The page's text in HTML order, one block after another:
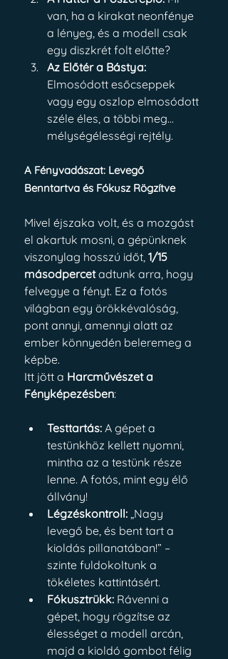
van, ha a kirakat neonfénye
a lényeg, és a modell csak
egy diszkrét folt előtte?
Az Előtér a Bástya:
Elmosódott esőcseppek
vagy egy oszlop elmosódott
széle éles, a többi meg...
mélységélességi rejtély.
A Fényvadászat: Levegő
Benntartva és Fókusz Rögzítve
Mivel éjszaka volt, és a mozgást
el akartuk mosni, a gépünknek
viszonylag hosszú időt, 1/15
másodpercet adtunk arra, hogy
felvegye a fényt. Ez a fotós
világban egy örökkévalóság,
pont annyi, amennyi alatt az
ember könnyedén beleremeg a
képbe.
Itt jött a Harcművészet a
Fényképezésben:
Testtartás: A gépet a
testünkhöz kellett nyomni,
mintha az a testünk része
lenne. A fotós, mint egy élő
állvány!
Légzéskontroll: „Nagy
levegő be, és bent tart a
kioldás pillanatában!” –
szinte fuldokoltunk a
tökéletes kattintásért.
Fókusztrükk: Rávenni a
gépet, hogy rögzítse az
élességet a modell arcán,
majd a kioldó gombot félig